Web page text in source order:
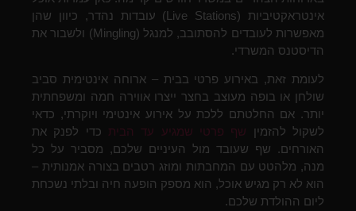
אינטראקטיביות (Live Stations) עובדות נהדר, כיוון שהן
מאפשרות לעובדים להסתובב, למנגל (Mingling) ולשבור את
הדיסטנס המשרדי.
לעומת זאת, באירוע פרטי בבית – ארוחה אינטימית סביב
שולחן או בופה מעוצב בחצר ייצרו אווירה חמה ומשפחתית
יותר. אם החלטתם ללכת על אירוע אינטימי ויוקרתי, כדאי
לשקול להזמין שף פרטי שמגיע עד הבית כדי לפנק את
האורחים. שף שעובד מול העיניים שלכם, מסביר על כל
מנה, מלהטט עם המחבתות ומוזג רטבים בצורה אמנותית –
הוא לא רק מגיש אוכל, הוא מספק הופעה חיה ובלתי נשכחת
ליום ההולדת שלכם.